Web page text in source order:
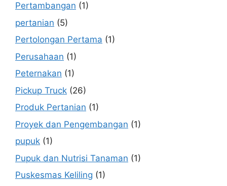
Pertambangan (1)
pertanian (5)
Pertolongan Pertama (1)
Perusahaan (1)
Peternakan (1)
Pickup Truck (26)
Produk Pertanian (1)
Proyek dan Pengembangan (1)
pupuk (1)
Pupuk dan Nutrisi Tanaman (1)
Puskesmas Keliling (1)